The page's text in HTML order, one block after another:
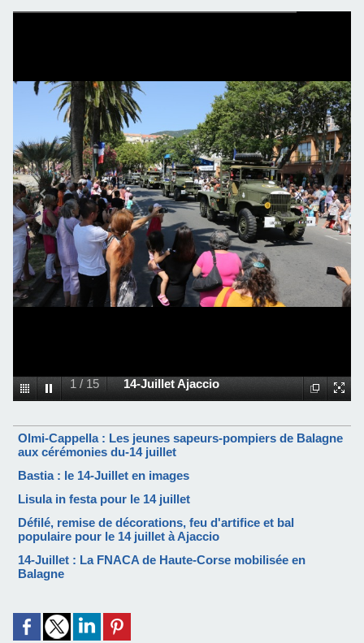
1 / 15 14-Juillet Ajaccio
Olmi-Cappella : Les jeunes sapeurs-pompiers de Balagne
aux cérémonies du-14 juillet
Bastia : le 14-Juillet en images
Lisula in festa pour le 14 juillet
Défilé, remise de décorations, feu d'artifice et bal
populaire pour le 14 juillet à Ajaccio
14-Juillet : La FNACA de Haute-Corse mobilisée en
Balagne